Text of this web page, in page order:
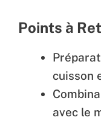
Points à
cuisson
avec le